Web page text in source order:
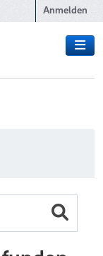
Anmelden